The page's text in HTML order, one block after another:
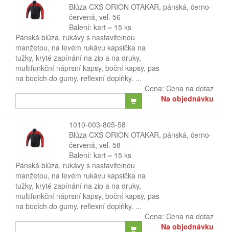
Blůza CXS ORION OTAKAR, pánská, černo-
červená, vel. 56
Balení: kart = 15 ks
Pánská blůza, rukávy s nastavitelnou
manžetou, na levém rukávu kapsička na
tužky, kryté zapínání na zip a na druky,
multifunkční náprsní kapsy, boční kapsy, pas
na bocích do gumy, reflexní doplňky. ...
Cena: Cena na dotaz
Na objednávku
1010-003-805-58
Blůza CXS ORION OTAKAR, pánská, černo-
červená, vel. 58
Balení: kart = 15 ks
Pánská blůza, rukávy s nastavitelnou
manžetou, na levém rukávu kapsička na
tužky, kryté zapínání na zip a na druky,
multifunkční náprsní kapsy, boční kapsy, pas
na bocích do gumy, reflexní doplňky. ...
Cena: Cena na dotaz
Na objednávku